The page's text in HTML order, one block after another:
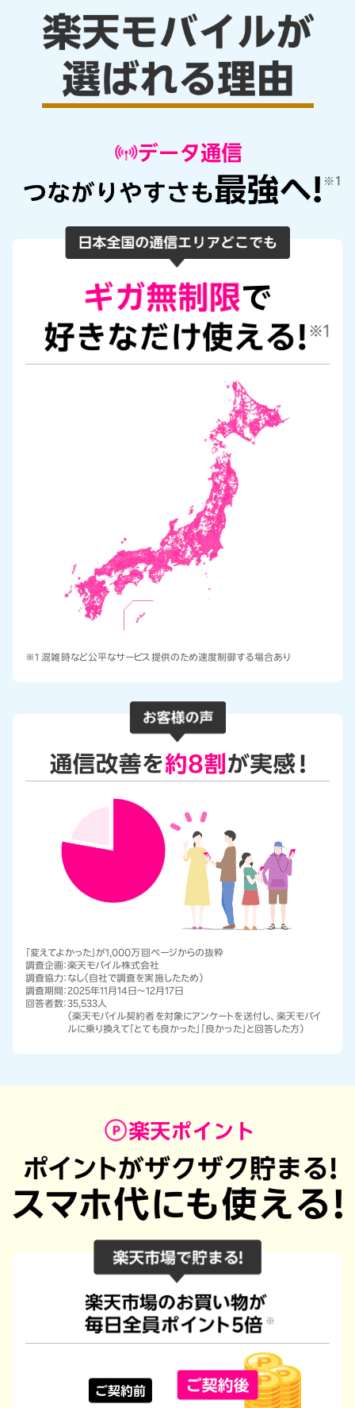
※1 混雑時など公平なサービス提供のため速度制御する場合あり
「変えてよかった」が1,000万回ページからの抜粋
調査企画：楽天モバイル株式会社
調査協力： なし（自社で調査を実施したため）
調査期間：2025年11月14日～12月17日
回答者数：35,533人
（楽天モバイル契約者を対象にアンケートを送付し、楽天モバイ
ルに乗り換えて「とても良かった」「良かった」と回答した方）